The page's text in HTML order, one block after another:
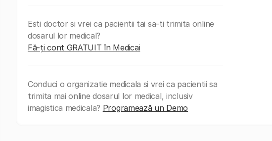
Esti doctor si vrei ca pacientii tai sa-ti trimita online
dosarul lor medical?
Fă-ți cont GRATUIT în Medicai
Conduci o organizatie medicala si vrei ca pacientii sa
trimita mai online dosarul lor medical, inclusiv
imagistica medicala? Programează un Demo